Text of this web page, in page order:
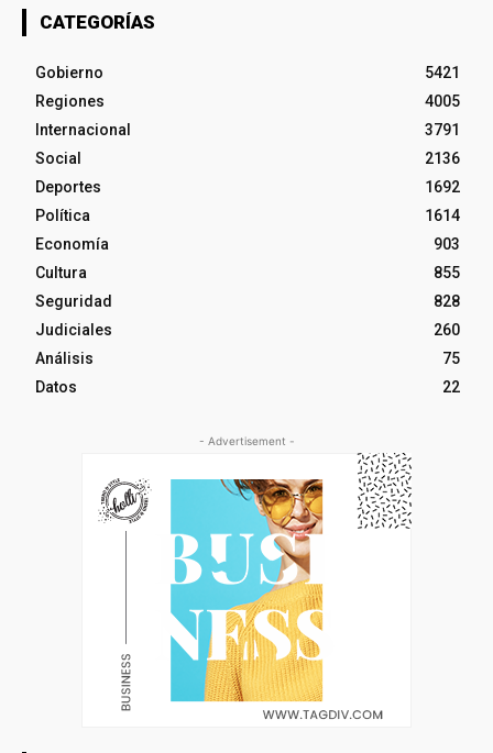
CATEGORÍAS
Gobierno
5421
Regiones
4005
Internacional
3791
Social
2136
Deportes
1692
Política
1614
Economía
903
Cultura
855
Seguridad
828
Judiciales
260
Análisis
75
Datos
22
- Advertisement -